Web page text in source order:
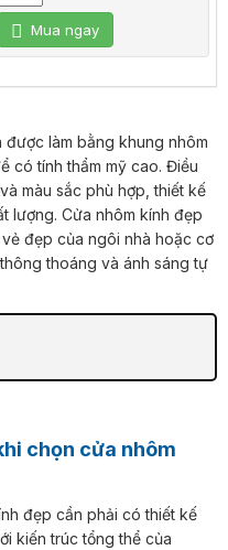
Mua ngay
được làm bằng khung nhôm
có tính thẩm mỹ cao. Điều
màu sắc phù hợp, thiết kế
lượng. Cửa nhôm kính đẹp
đẹp của ngôi nhà hoặc cơ
thoáng và ánh sáng tự
đẹp cần phải có thiết kế
kiến trúc tổng thể của